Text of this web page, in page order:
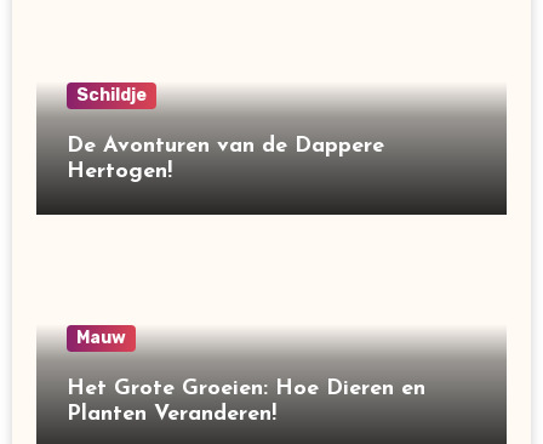
Schildje
De Avonturen van de Dappere
Hertogen!
Mauw
Het Grote Groeien: Hoe Dieren en
Planten Veranderen!